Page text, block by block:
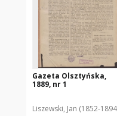
Gazeta Olsztyńska,
1889, nr 1
Liszewski, Jan (1852-